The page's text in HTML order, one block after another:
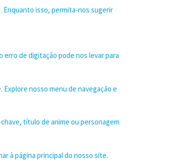
Enquanto isso, permita-nos sugerir
de digitação pode nos levar para
nosso menu de navegação e
título de anime ou personagem
à página principal do nosso site.